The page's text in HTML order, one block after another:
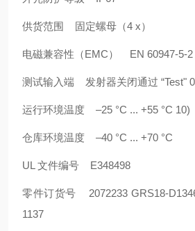
供货范围 固定螺母（4 x）
电磁兼容性（EMC） EN 60947-5-
测试输入端 发射器关闭通过 “Test"
运行环境温度 –25 °C ... +55 °C 10)
仓库环境温度 –40 °C ... +70 °C
UL 文件编号 E348498
零件订货号 2072233 GRS18-
1137